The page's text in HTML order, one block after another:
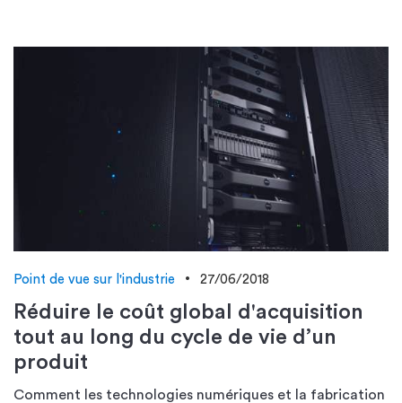
Point de vue sur l'industrie 27/06/2018
Réduire le coût global d'acquisition
tout au long du cycle de vie d’un
produit
Comment les technologies numériques et la fabrication